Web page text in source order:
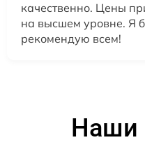
качественно. Цены
на высшем уровне. Я
рекомендую всем!
Наши